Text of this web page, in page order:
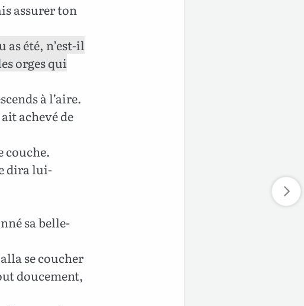
assurer ton
as été, n’est-il
orges qui
à l’aire.
achevé de
couche.
dira lui-
sa belle-
se coucher
doucement,